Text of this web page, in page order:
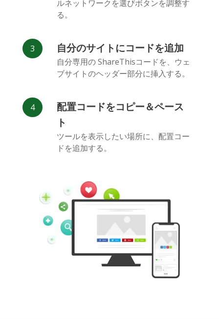
Vk Blogger Snapchat
Evernote
Google
Bookmarks
ルネットワークを選びボタンを調整す
る。
自分のサイトにコードを追加
自分専用の ShareThisコードを、ウェ
ブサイトのヘッダー部分に挿入する。
配置コードをコピー＆ペース
ト
ツールを表示したい場所に、配置コー
ドを追加する。